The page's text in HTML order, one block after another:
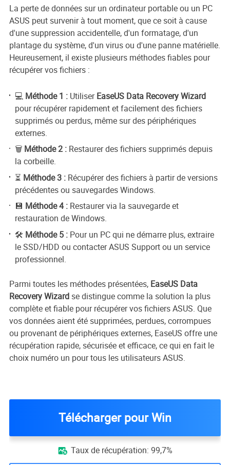
La perte de données sur un ordinateur portable ou un PC
ASUS peut survenir à tout moment, que ce soit à cause
d'une suppression accidentelle, d'un formatage, d'un
plantage du système, d'un virus ou d'une panne matérielle.
Heureusement, il existe plusieurs méthodes fiables pour
récupérer vos fichiers :
💻 Méthode 1 : UtiliserEaseUS Data Recovery Wizard
pour récupérer rapidement et facilement des fichiers
supprimés ou perdus, même sur des périphériques
externes.
🗑️ Méthode 2 : Restaurer des fichiers supprimés depuis
la corbeille.
⏳ Méthode 3 : Récupérer des fichiers à partir de versions
précédentes ou sauvegardes Windows.
💾 Méthode 4 : Restaurer via la sauvegarde et
restauration de Windows.
🛠️ Méthode 5 : Pour un PC qui ne démarre plus, extraire
le SSD/HDD ou contacter ASUS Support ou un service
professionnel.
Parmi toutes les méthodes présentées, EaseUS Data
Recovery Wizardse distingue comme la solution la plus
complète et fiable pour récupérer vos fichiers ASUS. Que
vos données aient été supprimées, perdues, corrompues
ou provenant de périphériques externes, EaseUS offre une
récupération rapide, sécurisée et efficace, ce qui en fait le
choix numéro un pour tous les utilisateurs ASUS.
Télécharger pour Win
 Taux de récupération: 99,7%